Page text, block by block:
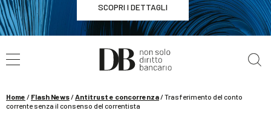
SCOPRI I DETTAGLI
WEBINAR / 1° Ottobre
La riforma del sistema sanzionatorio del TUF
Home / Flash News/Antitrust e concorrenza/Trasferimento del conto
corrente senza il consenso del correntista